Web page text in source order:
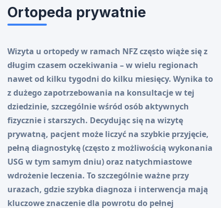
Ortopeda prywatnie
Wizyta u ortopedy w ramach NFZ często wiąże się z
długim czasem oczekiwania – w wielu regionach
nawet od kilku tygodni do kilku miesięcy. Wynika to
z dużego zapotrzebowania na konsultacje w tej
dziedzinie, szczególnie wśród osób aktywnych
fizycznie i starszych. Decydując się na wizytę
prywatną, pacjent może liczyć na szybkie przyjęcie,
pełną diagnostykę (często z możliwością wykonania
USG w tym samym dniu) oraz natychmiastowe
wdrożenie leczenia. To szczególnie ważne przy
urazach, gdzie szybka diagnoza i interwencja mają
kluczowe znaczenie dla powrotu do pełnej